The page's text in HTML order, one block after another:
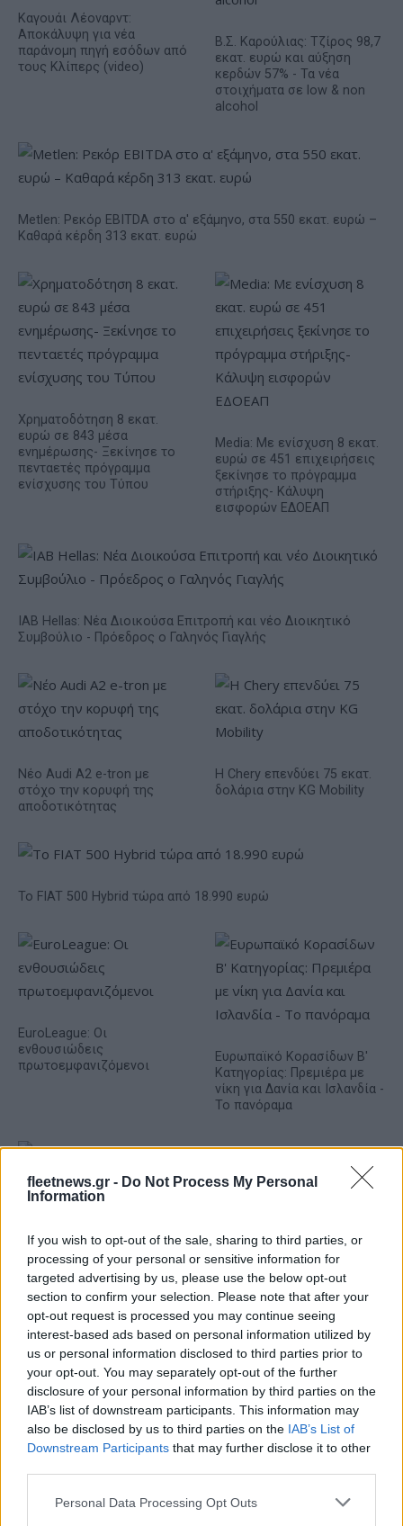
fleetnews.gr - Do Not Process My Personal
Information
If you wish to opt-out of the sale, sharing to third parties, or
processing of your personal or sensitive information for
targeted advertising by us, please use the below opt-out
section to confirm your selection. Please note that after your
opt-out request is processed you may continue seeing
interest-based ads based on personal information utilized by
us or personal information disclosed to third parties prior to
your opt-out. You may separately opt-out of the further
disclosure of your personal information by third parties on the
IAB’s list of downstream participants. This information may
also be disclosed by us to third parties on the IAB’s List of
Downstream Participants that may further disclose it to other
Please note that this website/app uses one or more Google
Personal Data Processing Opt Outs
Καγουάι Λέοναρντ:
Αποκάλυψη για νέα
παράνομη πηγή εσόδων από
τους Κλίπερς (video)
Β.Σ. Καρούλιας: Τζίρος 98,7
εκατ. ευρώ και αύξηση
κερδών 57% - Τα νέα
στοιχήματα σε low & non
alcohol
Metlen: Ρεκόρ EBITDA στο α' εξάμηνο, στα 550 εκατ. ευρώ –
Καθαρά κέρδη 313 εκατ. ευρώ
Χρηματοδότηση 8 εκατ.
ευρώ σε 843 μέσα
ενημέρωσης- Ξεκίνησε το
πενταετές πρόγραμμα
ενίσχυσης του Τύπου
Media: Με ενίσχυση 8 εκατ.
ευρώ σε 451 επιχειρήσεις
ξεκίνησε το πρόγραμμα
στήριξης- Κάλυψη
εισφορών ΕΔΟΕΑΠ
IAB Hellas: Νέα Διοικούσα Επιτροπή και νέο Διοικητικό
Συμβούλιο - Πρόεδρος ο Γαληνός Γιαγλής
Νέο Audi A2 e-tron με
στόχο την κορυφή της
αποδοτικότητας
Η Chery επενδύει 75 εκατ.
δολάρια στην KG Mobility
Το FIAT 500 Hybrid τώρα από 18.990 ευρώ
EuroLeague: Οι
ενθουσιώδεις
πρωτοεμφανιζόμενοι
Ευρωπαϊκό Κορασίδων Β'
Κατηγορίας: Πρεμιέρα με
νίκη για Δανία και Ισλανδία -
Το πανόραμα
Στα 734 εκατ. ευρώ τα EBITDA
Viohalco: Αυξημένος κατά
14% ο τζίρος στο α'
εξάμηνο, στα 4,3 δισ. ευρώ
ΥΠΕΘΟΟ: Νέες επενδύσεις
1 δισ. ευρώ ως το 2028 για
την Ενέργεια